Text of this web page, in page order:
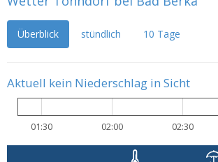
Überblick stündlich 10 Tage
Aktuell kein Niederschlag in Sicht
01:30 02:00 02:30